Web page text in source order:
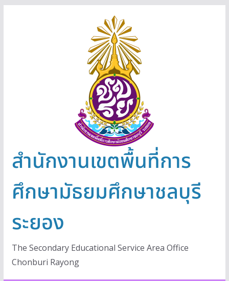
สำนักงานเขตพื้นที่การ
ศึกษามัธยมศึกษาชลบุรี
ระยอง
The Secondary Educational Service Area Office
Chonburi Rayong